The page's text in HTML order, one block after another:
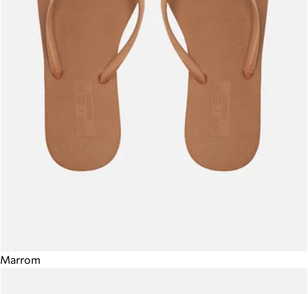
Marrom